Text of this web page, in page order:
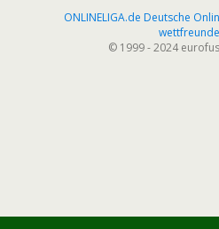
ONLINELIGA.de Deutsche
© 1999 - 2024